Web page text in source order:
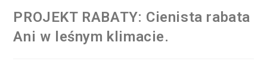
PROJEKT RABATY: Cienista rabata
Ani w leśnym klimacie.